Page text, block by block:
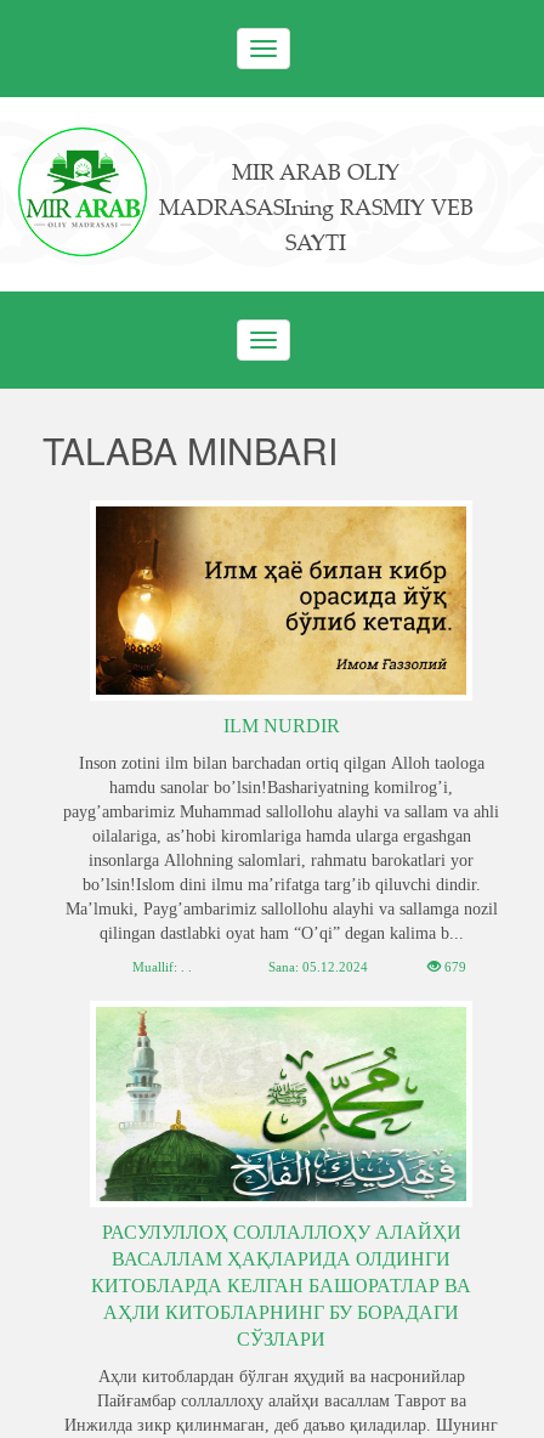
Toggle
navigation
MIR ARAB OLIY
MADRASASIning RASMIY VEB
SAYTI
Toggle
navigation
TALABA MINBARI
ILM NURDIR
Inson zotini ilm bilan barchadan ortiq qilgan Аlloh taologa
hamdu sanolar boʼlsin!Bashariyatning komilrogʼi,
paygʼambarimiz Muhammad sallollohu alayhi va sallam va ahli
oilalariga, as’hobi kiromlariga hamda ularga ergashgan
insonlarga Аllohning salomlari, rahmatu barokatlari yor
boʼlsin!Islom dini ilmu maʼrifatga targʼib qiluvchi dindir.
Maʼlmuki, Paygʼambarimiz sallollohu alayhi va sallamga nozil
qilingan dastlabki oyat ham “Oʼqi” degan kalima b...
Muallif: . . Sana: 05.12.2024 679
РАСУЛУЛЛОҲ СОЛЛАЛЛОҲУ АЛАЙҲИ
ВАСАЛЛАМ ҲАҚЛАРИДА ОЛДИНГИ
КИТОБЛАРДА КЕЛГАН БАШОРАТЛАР ВА
АҲЛИ КИТОБЛАРНИНГ БУ БОРАДАГИ
СЎЗЛАРИ
Аҳли китоблардан бўлган яҳудий ва насронийлар
Пайғамбар соллаллоҳу алайҳи васаллам Таврот ва
Инжилда зикр қилинмаган, деб даъво қиладилар. Шунинг